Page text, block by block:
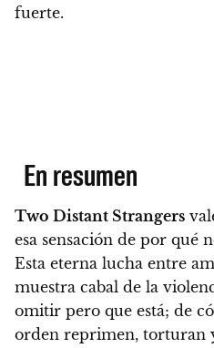
fuerte.
En resumen
Two Distant Strangers
esa sensación de por qué
Esta eterna lucha entre
muestra cabal de la
omitir pero que está; de
orden reprimen, torturan